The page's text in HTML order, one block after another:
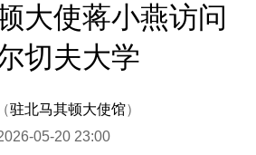
大使蒋小燕访问
切夫大学
驻北马其顿大使馆）
05-20 23:00